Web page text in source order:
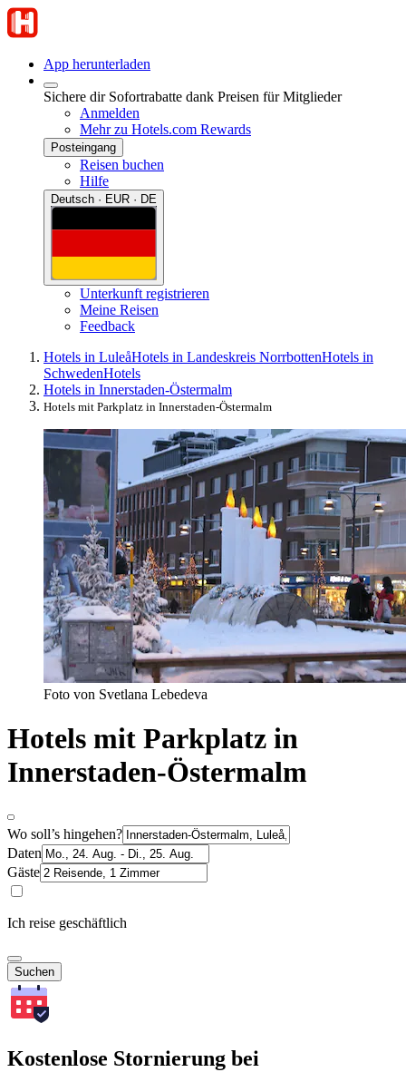
App herunterladen
Sichere dir Sofortrabatte dank Preisen für Mitglieder
Anmelden
Mehr zu Hotels.com Rewards
Posteingang
Reisen buchen
Hilfe
Deutsch · EUR · DE
Unterkunft registrieren
Meine Reisen
Feedback
Hotels in LuleåHotels in Landeskreis NorrbottenHotels in
SchwedenHotels
Hotels in Innerstaden-Östermalm
Hotels mit Parkplatz in Innerstaden-Östermalm
Foto von Svetlana Lebedeva
Hotels mit Parkplatz in
Innerstaden-Östermalm
Wo soll’s hingehen?
Daten
Gäste
Ich reise geschäftlich
Suchen
Kostenlose Stornierung bei